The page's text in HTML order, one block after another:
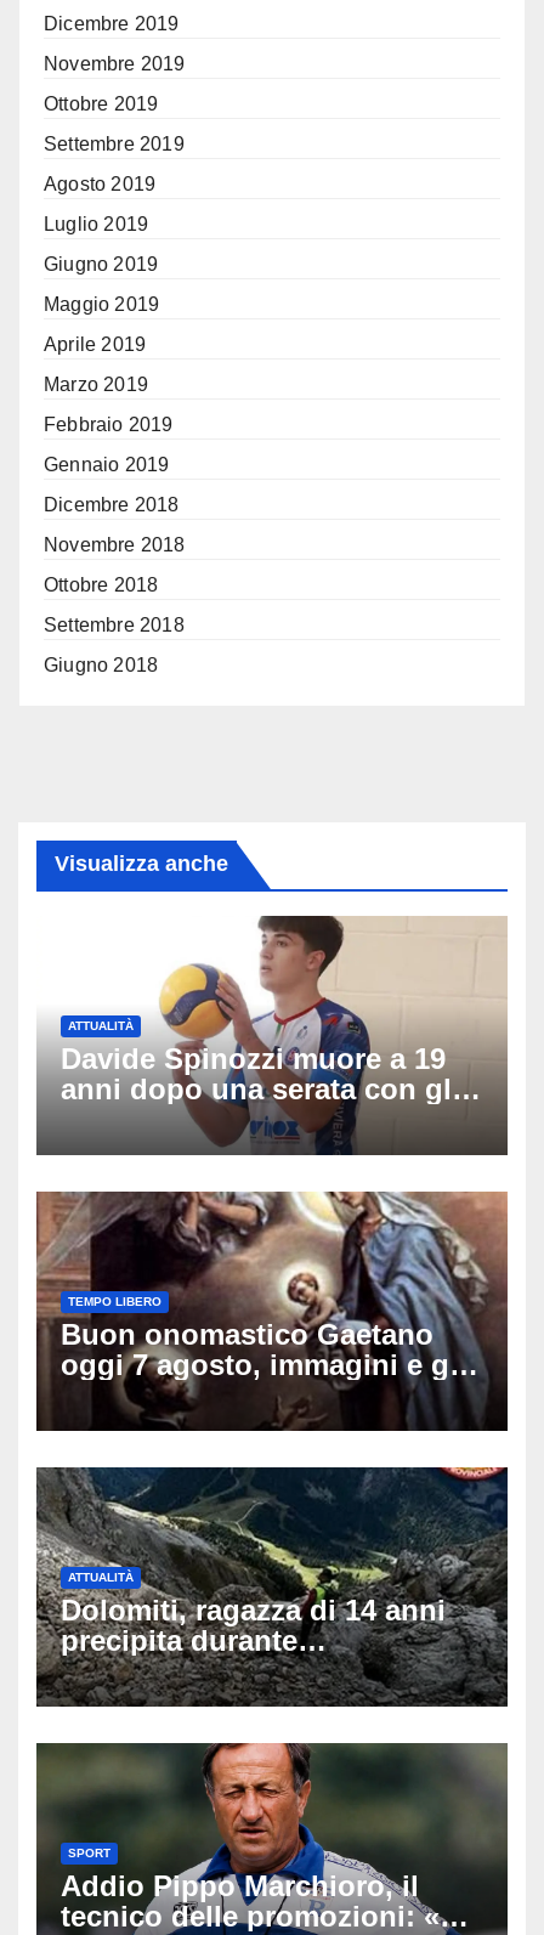
Dicembre 2019
Novembre 2019
Ottobre 2019
Settembre 2019
Agosto 2019
Luglio 2019
Giugno 2019
Maggio 2019
Aprile 2019
Marzo 2019
Febbraio 2019
Gennaio 2019
Dicembre 2018
Novembre 2018
Ottobre 2018
Settembre 2018
Giugno 2018
Visualizza anche
ATTUALITÀ
Davide Spinozzi muore a 19
anni dopo una serata con gli
amici: il mistero dello
schianto senza frenata
TEMPO LIBERO
Buon onomastico Gaetano
oggi 7 agosto, immagini e gif
di auguri da condividere sui
social
ATTUALITÀ
Dolomiti, ragazza di 14 anni
precipita durante
un’escursione: tragedia sul
Latemar davanti alla famiglia
SPORT
Addio Pippo Marchioro, il
tecnico delle promozioni: «Ha